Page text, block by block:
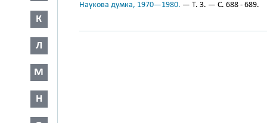
К
Л
М
Н
Наукова думка, 1970—1980. — Т. 3. — С. 688 - 689.